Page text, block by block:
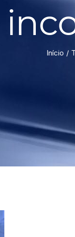
Início